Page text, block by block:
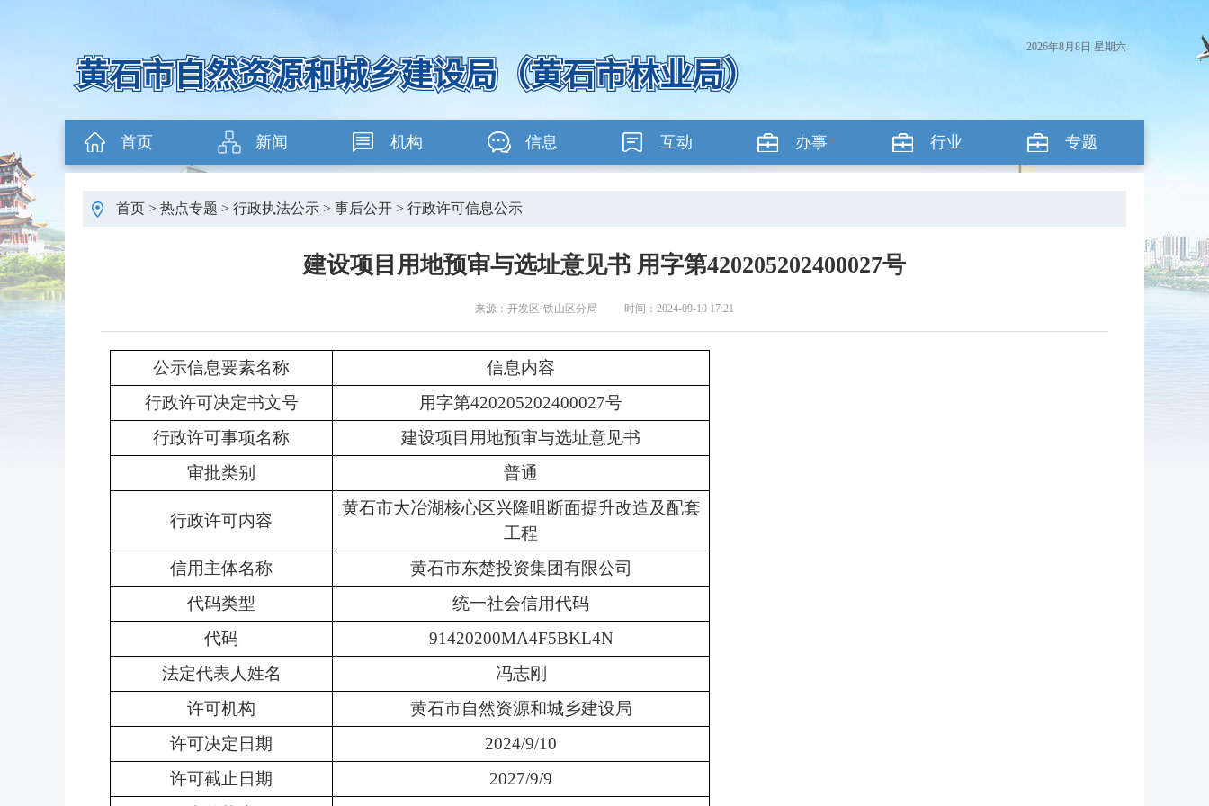
2026年8月8日 星期六
首页 新闻 机构 信息 互动 办事 行业 专题
首页 > 热点专题 > 行政执法公示 > 事后公开 > 行政许可信息公示
建设项目用地预审与选址意见书 用字第420205202400027号
来源：开发区·铁山区分局 时间：2024-09-10 17:21
公示信息要素名称
信息内容
行政许可决定书文号
用字第420205202400027号
行政许可事项名称
建设项目用地预审与选址意见书
审批类别
普通
行政许可内容
黄石市大冶湖核心区兴隆咀断面提升改造及配套
工程
信用主体名称
黄石市东楚投资集团有限公司
代码类型
统一社会信用代码
代码
91420200MA4F5BKL4N
法定代表人姓名
冯志刚
许可机构
黄石市自然资源和城乡建设局
许可决定日期
2024/9/10
许可截止日期
2027/9/9